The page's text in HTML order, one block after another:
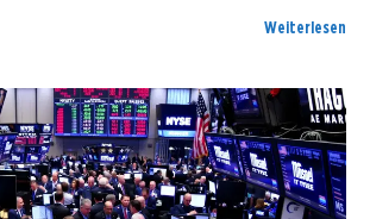
Weiterlesen